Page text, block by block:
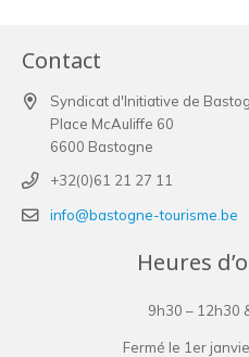
Contact
Syndicat d'Initiative de
Place McAuliffe 60
6600 Bastogne
+32(0)61 21 27 11
info@bastogne-tourisme.be
Heures
9h30 – 12h30
Fermé le 1er